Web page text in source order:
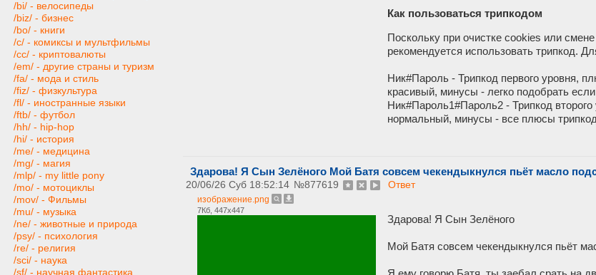
/bi/ - велосипеды
/biz/ - бизнес
/bo/ - книги
/c/ - комиксы и мультфильмы
/cc/ - криптовалюты
/em/ - другие страны и туризм
/fa/ - мода и стиль
/fiz/ - физкультура
/fl/ - иностранные языки
/ftb/ - футбол
/hh/ - hip-hop
/hi/ - история
/me/ - медицина
/mg/ - магия
/mlp/ - my little pony
/mo/ - мотоциклы
/mov/ - Фильмы
/mu/ - музыка
/ne/ - животные и природа
/psy/ - психология
/re/ - религия
/sci/ - наука
/sf/ - научная фантастика
Как пользоваться трипкодом
Поскольку при очистке cookies или
рекомендуется использовать трипкод.
Ник#Пароль - Трипкод первого уровня,
красивый, минусы - легко подобрать
Ник#Пароль1#Пароль2 - Трипкод
нормальный, минусы - все плюсы
Здарова! Я Сын Зелёного Мой Батя совсем чекендыкнулся пьёт масло
20/06/26 Суб 18:52:14 №877619 Ответ
изображение.png
7Кб, 447x447
Здарова! Я Сын Зелёного
Мой Батя совсем чекендыкнулся пьёт